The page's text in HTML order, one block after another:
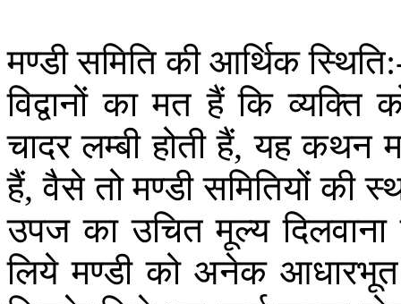
मण्डी समिति की आर्थिक स्थिति
विद्वानों का मत हैं कि व्यक्ति
चादर लम्बी होती हैं,यह कथन
हैं,वैसे तो मण्डी समितियों की
उपज का उचित मूल्य दिलवाना
लिये मण्डी को अनेक आधारभूत